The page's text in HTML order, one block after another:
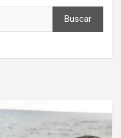
Buscar